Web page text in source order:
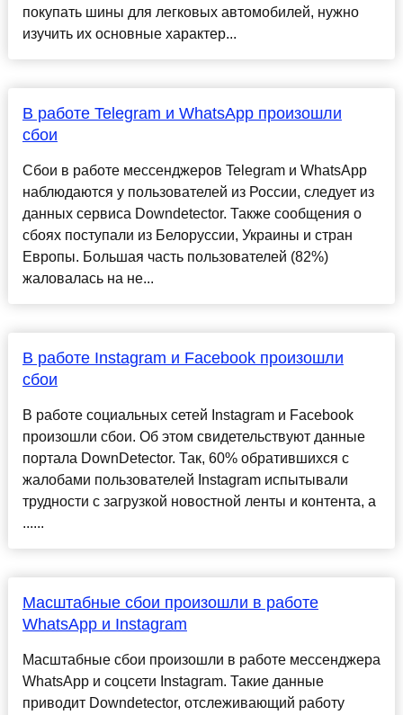
покупать шины для легковых автомобилей, нужно
изучить их основные характер...
В работе Telegram и WhatsApp произошли
сбои
Сбои в работе мессенджеров Telegram и WhatsApp
наблюдаются у пользователей из России, следует из
данных сервиса Downdetector. Также сообщения о
сбоях поступали из Белоруссии, Украины и стран
Европы. Большая часть пользователей (82%)
жаловалась на не...
В работе Instagram и Facebook произошли
сбои
В работе социальных сетей Instagram и Facebook
произошли сбои. Об этом свидетельствуют данные
портала DownDetector. Так, 60% обратившихся с
жалобами пользователей Instagram испытывали
трудности с загрузкой новостной ленты и контента, а
......
Масштабные сбои произошли в работе
WhatsApp и Instagram
Масштабные сбои произошли в работе мессенджера
WhatsApp и соцсети Instagram. Такие данные
приводит Downdetector, отслеживающий работу